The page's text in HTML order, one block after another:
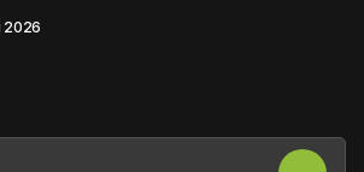
2026